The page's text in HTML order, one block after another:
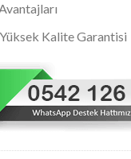
Kalite Garantisi